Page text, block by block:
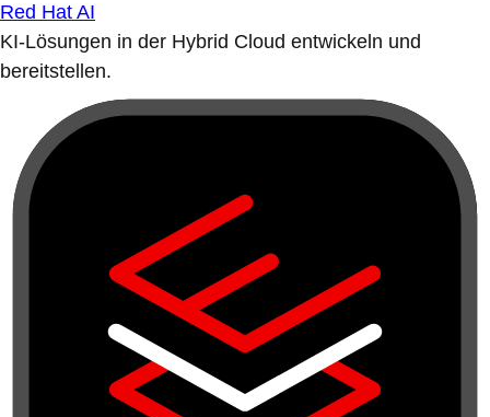
Red Hat AI
KI-Lösungen in der Hybrid Cloud entwickeln und
bereitstellen.